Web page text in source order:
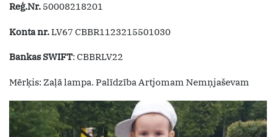
Reģ.Nr. 50008218201
Konta nr.LV67 CBBR1123215501030
Bankas SWIFT: CBBRLV22
Mērķis: Zaļā lampa. Palīdzība Artjomam Nemņjaševam